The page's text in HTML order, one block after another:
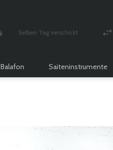
Selben Tag verschickt
Balafon Saiteninstrumente